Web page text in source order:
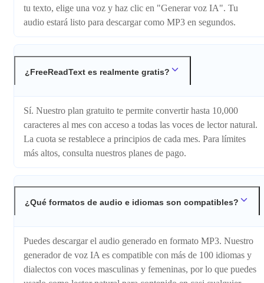
tu texto, elige una voz y haz clic en "Generar voz IA". Tu
audio estará listo para descargar como MP3 en segundos.
¿FreeReadText es realmente gratis?
Sí. Nuestro plan gratuito te permite convertir hasta 10,000
caracteres al mes con acceso a todas las voces de lector natural.
La cuota se restablece a principios de cada mes. Para límites
más altos, consulta nuestros planes de pago.
¿Qué formatos de audio e idiomas son compatibles?
Puedes descargar el audio generado en formato MP3. Nuestro
generador de voz IA es compatible con más de 100 idiomas y
dialectos con voces masculinas y femeninas, por lo que puedes